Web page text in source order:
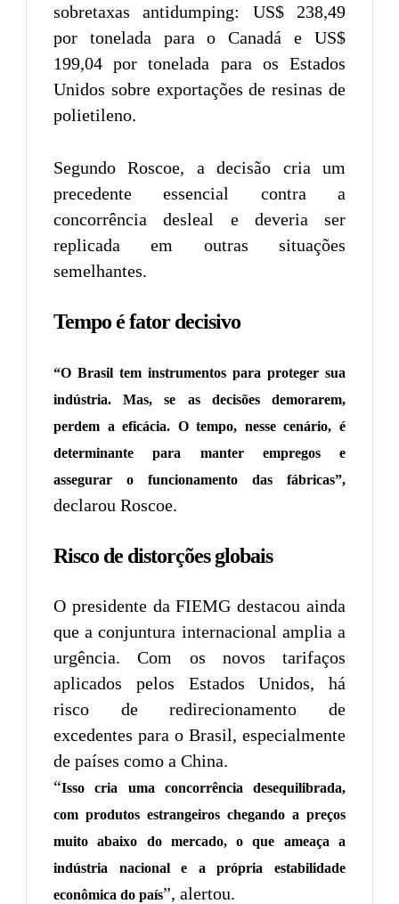
sobretaxas antidumping: US$ 238,49
por tonelada para o Canadá e US$
199,04 por tonelada para os Estados
Unidos sobre exportações de resinas de
polietileno.
Segundo Roscoe, a decisão cria um
precedente essencial contra a
concorrência desleal e deveria ser
replicada em outras situações
semelhantes.
Tempo é fator decisivo
“O Brasil tem instrumentos para proteger sua
indústria. Mas, se as decisões demorarem,
perdem a eficácia. O tempo, nesse cenário, é
determinante para manter empregos e
assegurar o funcionamento das fábricas”,
declarou Roscoe.
Risco de distorções globais
O presidente da FIEMG destacou ainda
que a conjuntura internacional amplia a
urgência. Com os novos tarifaços
aplicados pelos Estados Unidos, há
risco de redirecionamento de
excedentes para o Brasil, especialmente
de países como a China.
“Isso cria uma concorrência desequilibrada,
com produtos estrangeiros chegando a preços
muito abaixo do mercado, o que ameaça a
indústria nacional e a própria estabilidade
econômica do país”, alertou.